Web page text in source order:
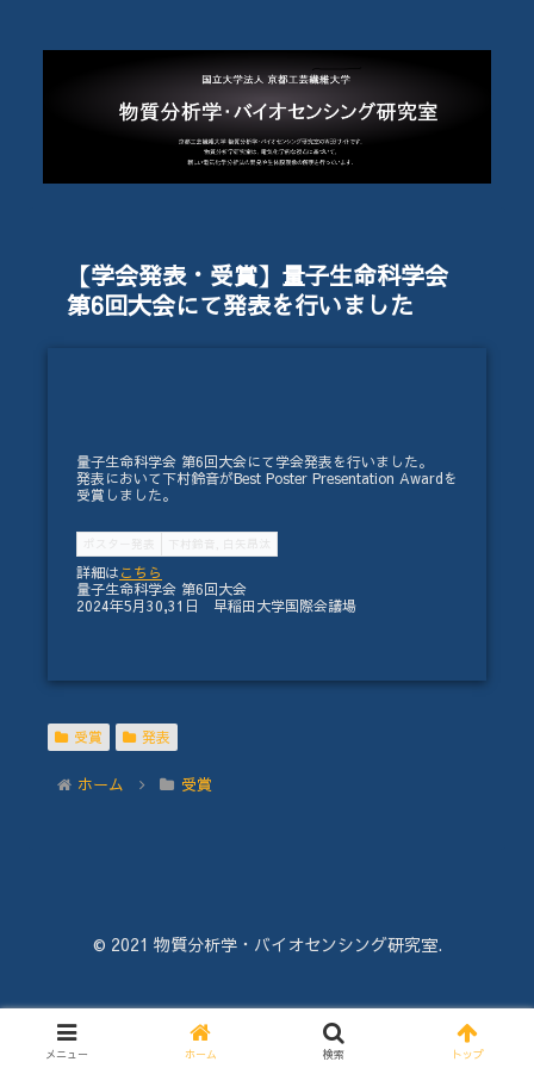
【学会発表・受賞】量子生命科学会
第6回大会にて発表を行いました
量子生命科学会 第6回大会にて学会発表を行いました。
発表において下村鈴音がBest Poster Presentation Awardを
受賞しました。
ポスター発表 下村鈴音, 白矢昂汰
詳細はこちら
量子生命科学会 第6回大会
2024年5月30,31日 早稲田大学国際会議場
受賞 発表
ホーム 受賞
© 2021 物質分析学・バイオセンシング研究室.
メニュー ホーム 検索 トップ